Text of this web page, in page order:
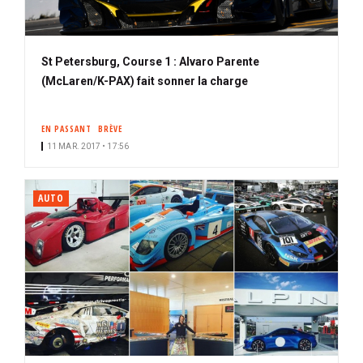
St Petersburg, Course 1 : Alvaro Parente
(McLaren/K-PAX) fait sonner la charge
EN PASSANT BRÈVE
11 MAR. 2017 • 17:56
AUTO